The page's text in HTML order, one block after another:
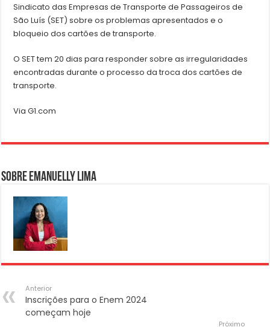
Sindicato das Empresas de Transporte de Passageiros de
São Luís (SET) sobre os problemas apresentados e o
bloqueio dos cartões de transporte.
O SET tem 20 dias para responder sobre as irregularidades
encontradas durante o processo da troca dos cartões de
transporte.
Via G1.com
Sobre Emanuelly Lima
Anterior
Inscrições para o Enem 2024
começam hoje
Próximo